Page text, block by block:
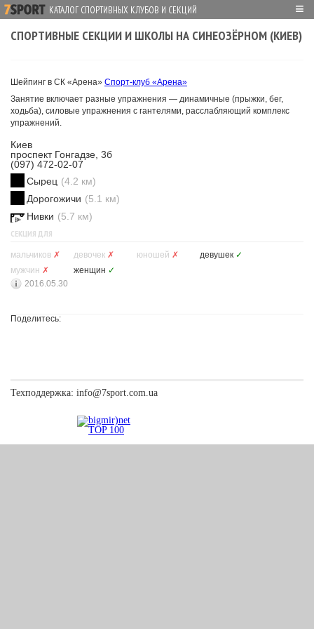
КАТАЛОГ СПОРТИВНЫХ КЛУБОВ И СЕКЦИЙ ≡
СПОРТИВНЫЕ СЕКЦИИ И ШКОЛЫ НА СИНЕОЗЁРНОМ (КИЕВ)
Шейпинг в СК «Арена» Спорт-клуб «Арена»
Занятие включает разные упражнения — динамичные (прыжки, бег,
ходьба), силовые упражнения с гантелями, расслабляющий комплекс
упражнений.
Киев
проспект Гонгадзе, 3б
(097) 472-02-07
Сырец (4.2 км)
Дорогожичи (5.1 км)
Нивки (5.7 км)
СЕКЦИЯ ДЛЯ
мальчиков ✗ девочек ✗ юношей ✗ девушек ✓
мужчин ✗ женщин ✓
2016.05.30
Поделитесь:
Техподдержка: info@7sport.com.ua